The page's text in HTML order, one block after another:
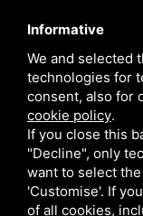
A.T.S. S.r.l. Via del
(BO) Italy | P.Iva
Informative
We and selected
technologies for
consent, also for
cookie policy.
If you close this
"Decline", only
want to select
'Customise'. If
of all cookies,